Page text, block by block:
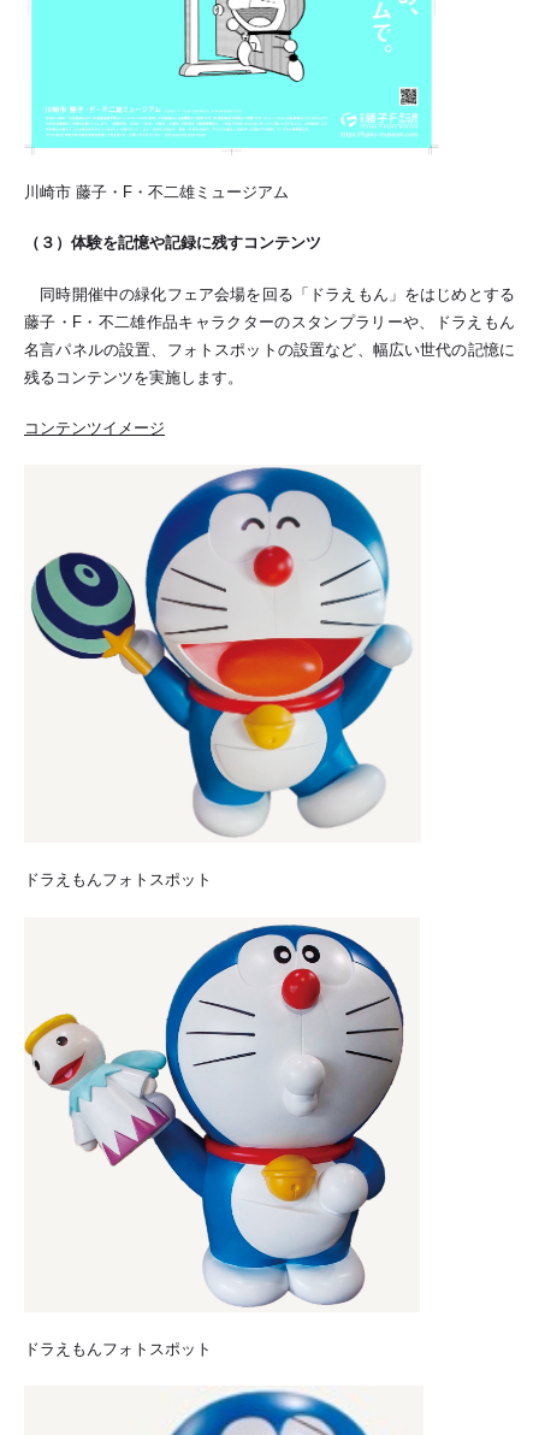
川崎市 藤子・F・不二雄ミュージアム
（３）体験を記憶や記録に残すコンテンツ
同時開催中の緑化フェア会場を回る「ドラえもん」をはじめとする
藤子・F・不二雄作品キャラクターのスタンプラリーや、ドラえもん
名言パネルの設置、フォトスポットの設置など、幅広い世代の記憶に
残るコンテンツを実施します。
コンテンツイメージ
ドラえもんフォトスポット
ドラえもんフォトスポット